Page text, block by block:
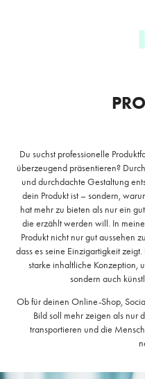
Du suchst professionelle
überzeugend präsentieren?
und durchdachte Gestaltung
dein Produkt ist – sondern,
hat mehr zu bieten als nur ein
die erzählt werden will. In
Produkt nicht nur gut aussehen
dass es seine Einzigartigkeit
starke inhaltliche Konzeption,
sondern auch
Ob für deinen Online-Shop,
Bild soll mehr zeigen als nur
transportieren und die